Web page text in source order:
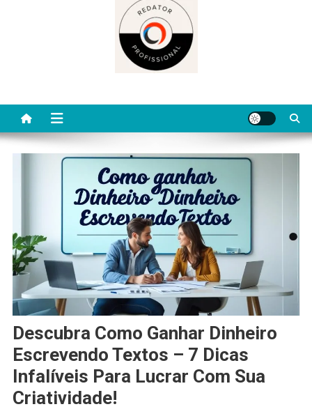
completas e conteúdos úteis para começar, evoluir e se destacar
como redator freelancer no mercado digital.
Descubra Como Ganhar Dinheiro
Escrevendo Textos – 7 Dicas
Infalíveis Para Lucrar Com Sua
Criatividade!